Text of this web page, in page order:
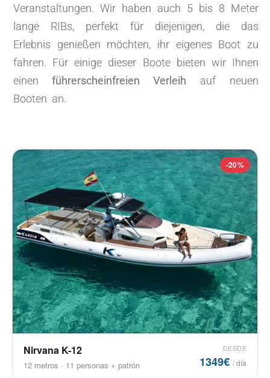
Veranstaltungen. Wir haben auch 5 bis 8 Meter
lange RIBs, perfekt für diejenigen, die das
Erlebnis genießen möchten, ihr eigenes Boot zu
fahren. Für einige dieser Boote bieten wir Ihnen
einen führerscheinfreien Verleih
auf neuen
Booten an.
-20%
Nirvana K-12
12 metros · 11 personas + patrón
DESDE
1349€ / día